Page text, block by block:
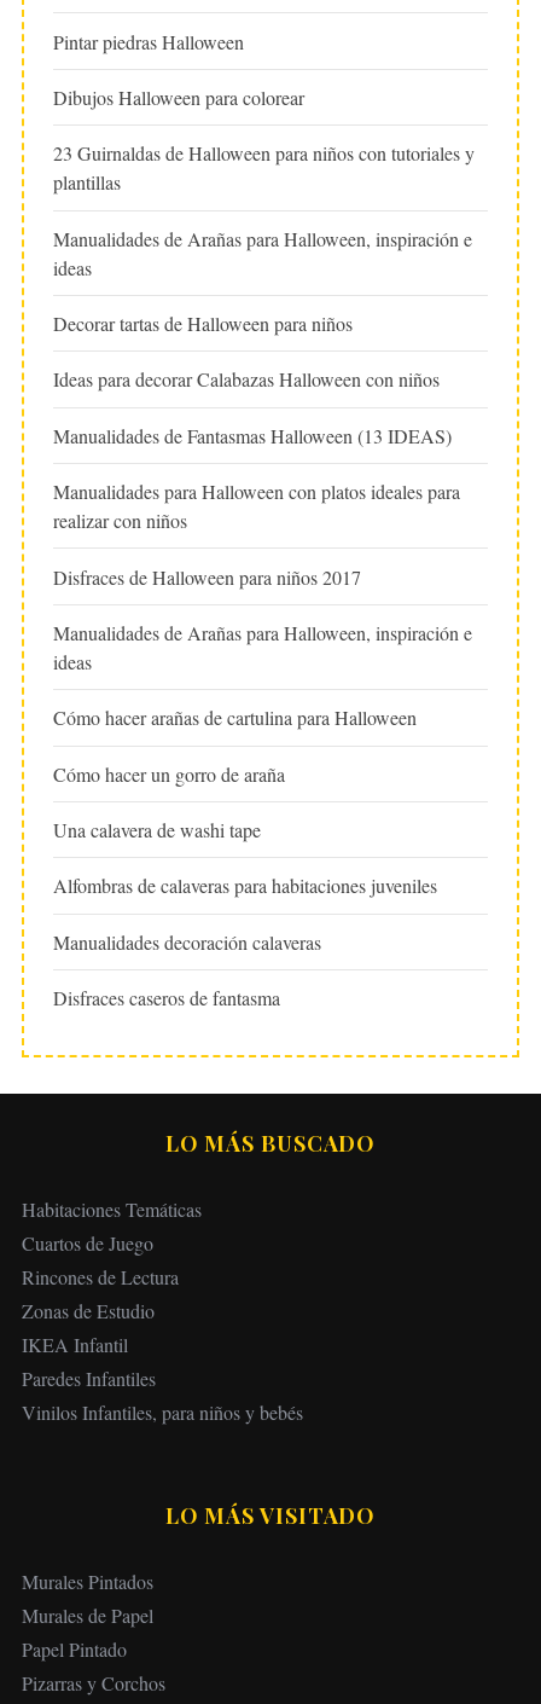
Pintar piedras Halloween
Dibujos Halloween para colorear
23 Guirnaldas de Halloween para niños con tutoriales y
plantillas
Manualidades de Arañas para Halloween, inspiración e
ideas
Decorar tartas de Halloween para niños
Ideas para decorar Calabazas Halloween con niños
Manualidades de Fantasmas Halloween (13 IDEAS)
Manualidades para Halloween con platos ideales para
realizar con niños
Disfraces de Halloween para niños 2017
Manualidades de Arañas para Halloween, inspiración e
ideas
Cómo hacer arañas de cartulina para Halloween
Cómo hacer un gorro de araña
Una calavera de washi tape
Alfombras de calaveras para habitaciones juveniles
Manualidades decoración calaveras
Disfraces caseros de fantasma
LO MÁS BUSCADO
Habitaciones Temáticas
Cuartos de Juego
Rincones de Lectura
Zonas de Estudio
IKEA Infantil
Paredes Infantiles
Vinilos Infantiles, para niños y bebés
LO MÁS VISITADO
Murales Pintados
Murales de Papel
Papel Pintado
Pizarras y Corchos